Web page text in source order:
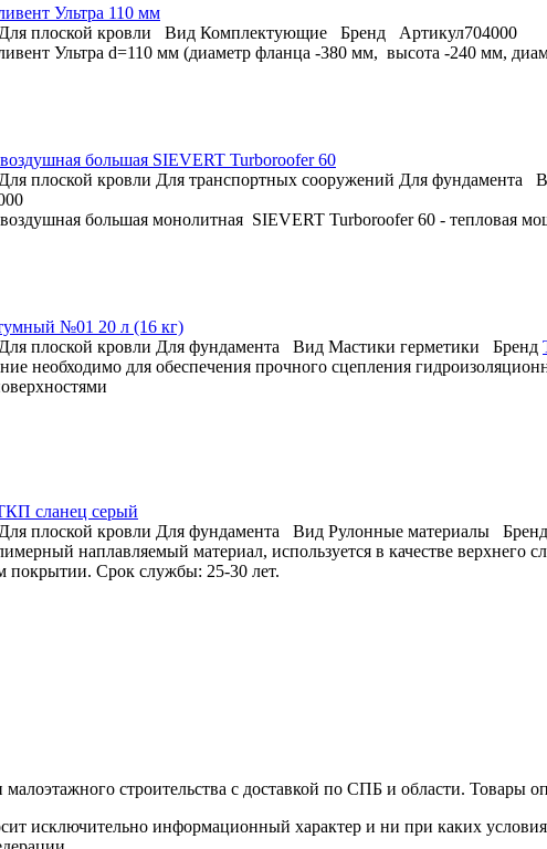
Ультра 110 мм
Для плоской кровли Вид Комплектующие Бренд Артикул704000
Ультра d=110 мм (диаметр фланца -380 мм, высота -240 мм,
большая SIEVERT Turboroofer 60
Для плоской кровли Для транспортных сооружений Для фундамента
большая монолитная SIEVERT Turboroofer 60 - тепловая
№01 20 л (16 кг)
Для плоской кровли Для фундамента Вид Мастики герметики Бренд
необходимо для обеспечения прочного сцепления
сланец серый
Для плоской кровли Для фундамента Вид Рулонные материалы Бренд
наплавляемый материал, используется в качестве верхнего
покрытии. Срок службы: 25-30 лет.
строительства с доставкой по СПБ и области. Товары
исключительно информационный характер и ни при каких